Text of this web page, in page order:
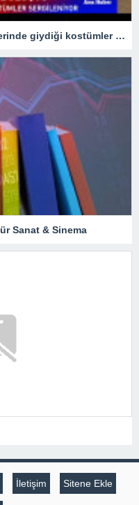
Usta sanatçı Kemal Sunal’ın filmlerinde giydiği kostümler sergileniyor
Sanat & Sinema
İletişim Sitene Ekle